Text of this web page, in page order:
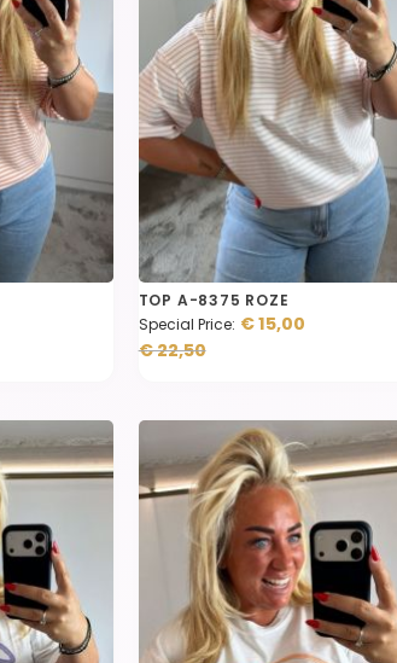
TOP A-8375 ROZE
Special Price € 15,00
€ 22,50